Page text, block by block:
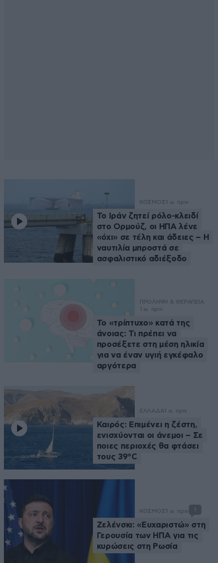
ΚΟΣΜΟΣ 1 ω. πριν
Το Ιράν ζητεί ρόλο-κλειδί
στο Ορμούζ, οι ΗΠΑ λένε
«όχι» σε τέλη και άδειες – Η
ναυτιλία μπροστά σε
ασφαλιστικό αδιέξοδο
ΠΡΟΛΗΨΗ & ΘΕΡΑΠΕΙΑ
1 ω. πριν
Το «τρίπτυχο» κατά της
άνοιας: Τι πρέπει να
προσέξετε στη μέση ηλικία
για να έναν υγιή εγκέφαλο
αργότερα
ΕΛΛΑΔΑ 1 ω. πριν
Καιρός: Επιμένει η ζέστη,
ενισχύονται οι άνεμοι – Σε
ποιες περιοχές θα φτάσει
τους 39°C
ΚΟΣΜΟΣ 1 ω. πριν 1
Ζελένσκι: «Ευχαριστώ» στη
Γερουσία των ΗΠΑ για τις
κυρώσεις στη Ρωσία